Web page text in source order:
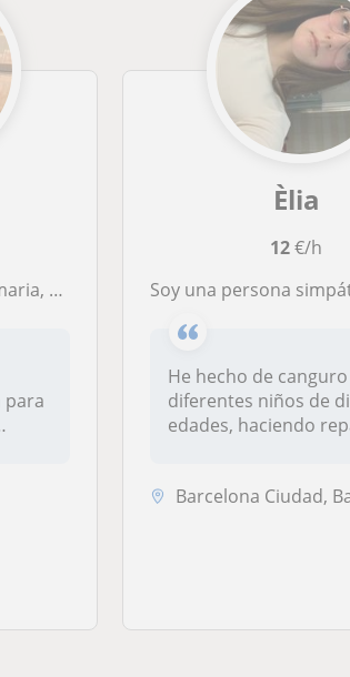
didácticos.
para
Èlia
12€/h
Soy una persona simpática, agradable,
He hecho de canguro
diferentes niños de
edades, haciendo
Barcelona Ciudad, Barcelona (Ciudad), Sant Adrià